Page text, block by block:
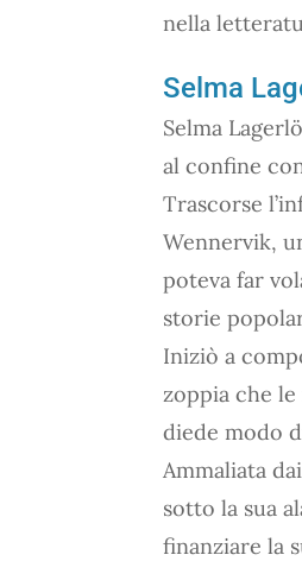
nella
Selma
Selma
al confine
Trascorse
Wennervik,
poteva far
storie
Iniziò a
zoppia che
diede modo
Ammaliata
sotto la sua
finanziare la